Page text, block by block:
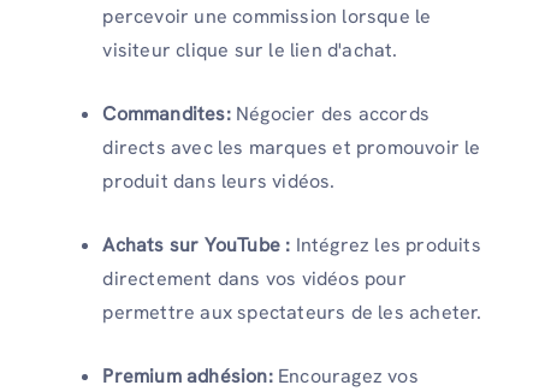
percevoir une commission lorsque le
visiteur clique sur le lien d'achat.
Commandites:Négocier des accords
directs avec les marques et promouvoir le
produit dans leurs vidéos.
Achats sur YouTube : Intégrez les produits
directement dans vos vidéos pour
permettre aux spectateurs de les acheter.
Premium adhésion: Encouragez vos